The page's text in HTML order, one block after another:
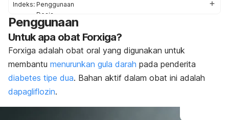
Indeks: Penggunaan
Dosis
Efek Samping
Peringatan dan Pencegahan
Interaksi Obat
Overdosis
Penggunaan
Untuk apa obat Forxiga?
Forxiga adalah obat oral yang digunakan untuk
membantu menurunkan gula darah pada penderita
diabetes tipe dua. Bahan aktif dalam obat ini adalah
dapagliflozin.